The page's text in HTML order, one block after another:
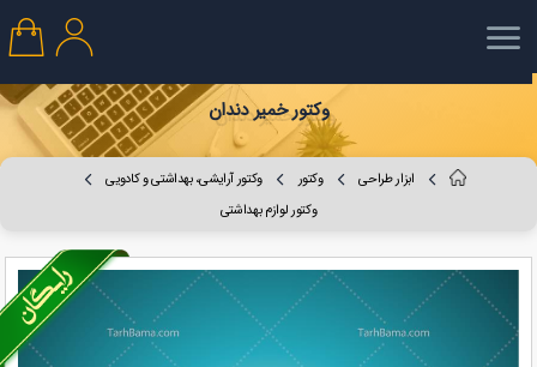
وکتور خمیر دندان
ابزار طراحی وکتور
وکتور آرایشی، بهداشتی و کادویی
وکتور لوازم بهداشتی